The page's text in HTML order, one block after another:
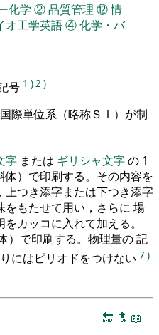
化学 ②品質管理 ⑫情
オ工学英語④化学・バ
号 1 )2 )
際単位系（略称ＳＩ）が制
字 または ギリシャ文字の 1
）で印刷する。その内容を
上つき添字または下つき添字
をもたせて用い，さらに 場
カッコに入れて加える。
）で印刷する。物理量の 記
にはピリオドをつけない 7 )
🔚 🔝 📖